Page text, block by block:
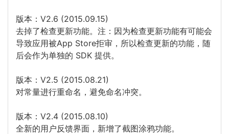
版本：V2.6 (2015.09.15)
去掉了检查更新功能。注：因为检查更新功能有可能会
导致应用被App Store拒审，所以检查更新的功能，随
后会作为单独的 SDK 提供。
版本：V2.5 (2015.08.21)
对常量进行重命名，避免命名冲突。
版本：V2.4 (2015.08.10)
全新的用户反馈界面，新增了截图涂鸦功能。